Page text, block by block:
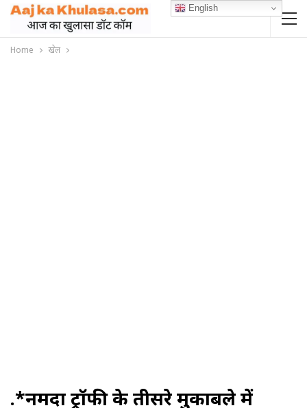
Home खेल
.*नर्मदा ट्रॉफी के तीसरे मुकाबले में
English